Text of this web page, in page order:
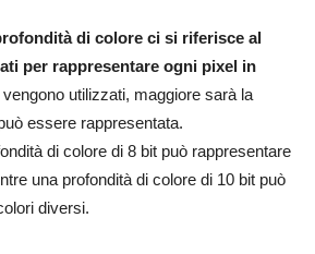
di colore ci si riferisce al
per rappresentare ogni pixel in
vengono utilizzati, maggiore sarà la
essere rappresentata.
di colore di 8 bit può rappresentare
una profondità di colore di 10 bit può
diversi.